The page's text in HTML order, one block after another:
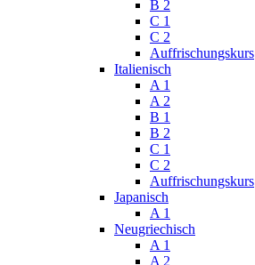
B 2
C 1
C 2
Auffrischungskurs
Italienisch
A 1
A 2
B 1
B 2
C 1
C 2
Auffrischungskurs
Japanisch
A 1
Neugriechisch
A 1
A 2